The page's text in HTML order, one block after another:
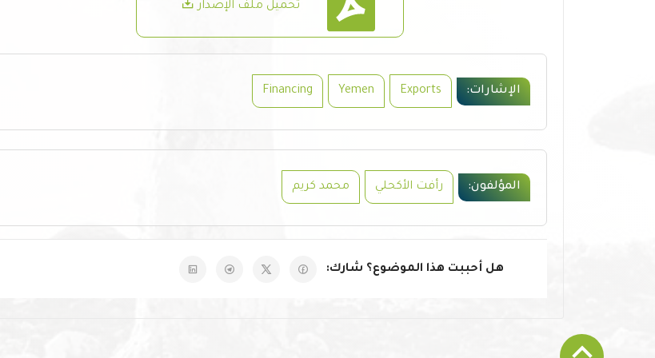
تحميل ملف الإصدار
الإشارات: Exports
Yemen
Financing
المؤلفون: رأفت الأكحلي محمد كريم
هل أحببت هذا الموضوع؟ شارك: